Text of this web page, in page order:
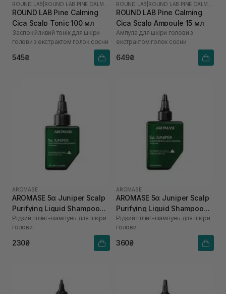
ROUND LAB
ROUND LAB Pine Calming
Cica Scalp Tonic 100 мл
Заспокійливий тонік для шкіри
голови з екстрактом голок сосни
545₴
ROUND LAB
ROUND LAB Pine Calming
Cica Scalp Ampoule 15 мл
Ампула для шкіри голови з
екстрактом голок сосни
649₴
AROMASE
AROMASE 5α Juniper Scalp
Purifying Liquid Shampoo
40 мл
Рідкий пілінг-шампунь для шкіри
голови
230₴
AROMASE
AROMASE 5α Juniper Scalp
Purifying Liquid Shampoo
80 мл
Рідкий пілінг-шампунь для шкіри
голови
360₴